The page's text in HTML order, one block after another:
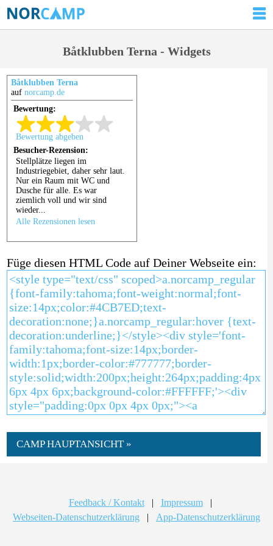
Båtklubben Terna - Widgets
Båtklubben Terna
auf norcamp.de
Füge diesen HTML Code auf Deiner Webseite ein:
CAMP HAUPTANSICHT »
Feedback / Kontakt | Impressum
|
Webseiten-Datenschutzerklärung
| App-Datenschutzerklärung